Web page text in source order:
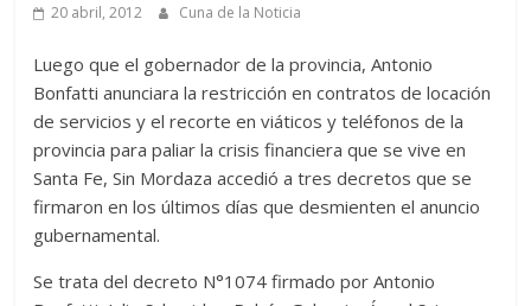
20 abril, 2012 Cuna de la Noticia
Luego que el gobernador de la provincia, Antonio
Bonfatti anunciara la restricción en contratos de locación
de servicios y el recorte en viáticos y teléfonos de la
provincia para paliar la crisis financiera que se vive en
Santa Fe, Sin Mordaza accedió a tres decretos que se
firmaron en los últimos días que desmienten el anuncio
gubernamental.
Se trata del decreto N°1074 firmado por Antonio